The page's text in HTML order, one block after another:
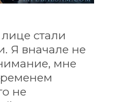
стали
Я вначале не
мне
не